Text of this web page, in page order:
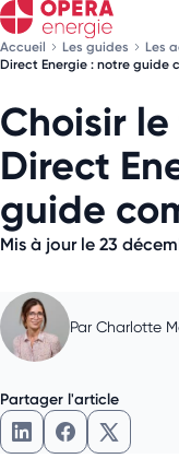
Accueil Les guides Les
Direct Energie : notre guide
Choisir
Direct
guide
Mis à jour le 23
Par Charlotte
Partager l'article
Partager l'article sur
Partager l'article
Partager
Découvrez nos
Choisissez les